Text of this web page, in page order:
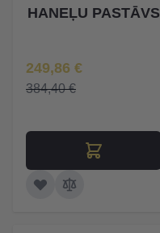
HANEĻU PASTĀVS
Īpaša Cena
249,86 €
384,40 €